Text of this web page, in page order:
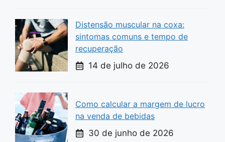
Distensão muscular na coxa:
sintomas comuns e tempo de
recuperação
14 de julho de 2026
Como calcular a margem de lucro
na venda de bebidas
30 de junho de 2026